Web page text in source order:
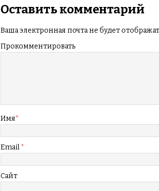
Оставить комментарий
Ваша электронная почта не будет
Прокомментировать
Имя*
Email *
Сайт